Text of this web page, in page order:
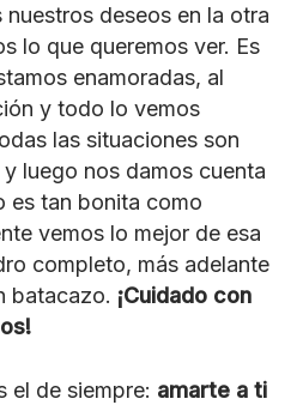
deseos en la otra
lo que queremos ver. Es
enamoradas, al
y todo lo vemos
las situaciones son
luego nos damos cuenta
es tan bonita como
vemos lo mejor de esa
completo, más adelante
batacazo. ¡Cuidado con
el de siempre: amarte a ti